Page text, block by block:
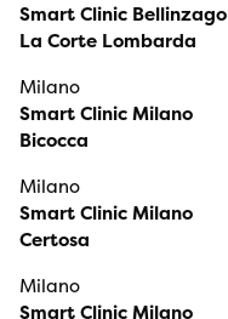
Smart Clinic Bellinzago
La Corte Lombarda
Milano
Smart Clinic Milano
Bicocca
Milano
Smart Clinic Milano
Certosa
Milano
Smart Clinic Milano